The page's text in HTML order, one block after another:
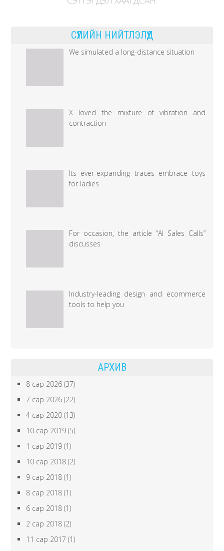
СҮҮЛИЙН НИЙТЛЭЛҮҮД
We simulated a long-distance situation
X loved the mixture of vibration and
contraction
Its ever-expanding traces embrace toys
for ladies
For occasion, the article “AI Sales Calls”
discusses
Industry-leading design and ecommerce
tools to help you
АРХИВ
8 сар 2026 (37)
7 сар 2026 (22)
4 сар 2020 (13)
10 сар 2019 (5)
1 сар 2019 (1)
10 сар 2018 (2)
9 сар 2018 (1)
8 сар 2018 (1)
6 сар 2018 (1)
2 сар 2018 (2)
11 сар 2017 (1)